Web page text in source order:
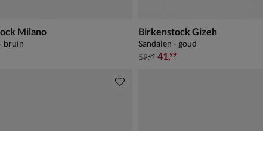
Milano
bruin
Birkenstock Gizeh
Sandalen - goud
van € 59,99 voor € 41,99
59,99 41,99